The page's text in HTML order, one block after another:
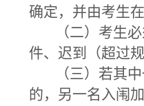
确定，并由考生
（二）考生
件、迟到（超过
（三）若其
的，另一名入闱